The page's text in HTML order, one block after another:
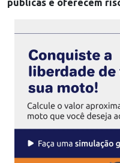
públicas e oferecem